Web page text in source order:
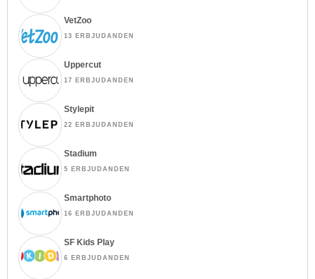
VetZoo
13 ERBJUDANDEN
Uppercut
17 ERBJUDANDEN
Stylepit
22 ERBJUDANDEN
Stadium
5 ERBJUDANDEN
Smartphoto
16 ERBJUDANDEN
SF Kids Play
6 ERBJUDANDEN